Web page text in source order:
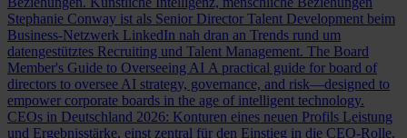
Stephanie Conway ist als Senior Director Talent Development beim
Business-Netzwerk LinkedIn nah dran an Trends rund um
datengestütztes Recruiting und Talent Management. The Board
Member's Guide to Overseeing AI A practical guide for board of
directors to oversee AI strategy, governance, and risk—designed to
empower corporate boards in the age of intelligent technology.
CEOs in Deutschland 2026: Konturen eines neuen Profils Leistung
und Ergebnisstärke, einst zentral für den Einstieg in die CEO-Rolle,